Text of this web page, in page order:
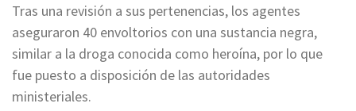
Tras una revisión a sus pertenencias, los agentes
aseguraron 40 envoltorios con una sustancia negra,
similar a la droga conocida como heroína, por lo que
fue puesto a disposición de las autoridades
ministeriales.